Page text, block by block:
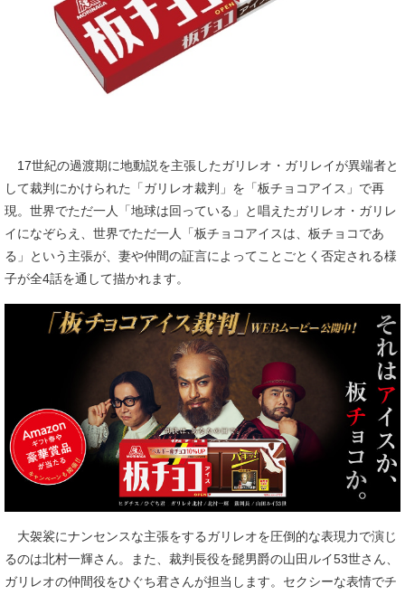
17世紀の過渡期に地動説を主張したガリレオ・ガリレイが異端者と
して裁判にかけられた「ガリレオ裁判」を「板チョコアイス」で再
現。世界でただ一人「地球は回っている」と唱えたガリレオ・ガリレ
イになぞらえ、世界でただ一人「板チョコアイスは、板チョコであ
る」という主張が、妻や仲間の証言によってことごとく否定される様
子が全4話を通して描かれます。
大袈裟にナンセンスな主張をするガリレオを圧倒的な表現力で演じ
るのは北村一輝さん。また、裁判長役を髭男爵の山田ルイ53世さん、
ガリレオの仲間役をひぐち君さんが担当します。セクシーな表情でチ